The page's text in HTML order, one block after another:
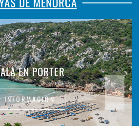
EN PORTER
INFORMACIÓN